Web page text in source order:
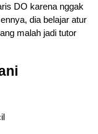
DO karena nggak
dia belajar atur
malah jadi tutor